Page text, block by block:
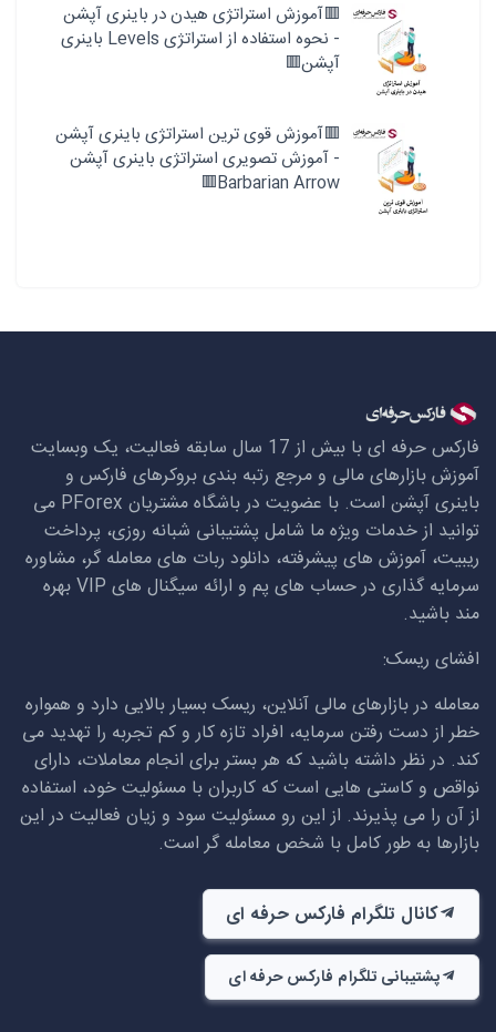
🟥آموزش استراتژی هیدن در باینری آپشن
- نحوه استفاده از استراتژی Levels باینری
آپشن🟥
🟥آموزش قوی ترین استراتژی باینری آپشن
- آموزش تصویری استراتژی باینری آپشن
Barbarian Arrow🟥
فارکس حرفه ای با بیش از 17 سال سابقه فعالیت، یک وبسایت
آموزش بازارهای مالی و مرجع رتبه بندی بروکرهای فارکس و
باینری آپشن است. با عضویت در باشگاه مشتریان PForex می
توانید از خدمات ویژه ما شامل پشتیبانی شبانه روزی، پرداخت
ریبیت، آموزش های پیشرفته، دانلود ربات های معامله گر، مشاوره
سرمایه گذاری در حساب های پم و ارائه سیگنال های VIPبهره
مند باشید.
افشای ریسک:
معامله در بازارهای مالی آنلاین، ریسک بسیار بالایی دارد و همواره
خطر از دست رفتن سرمایه، افراد تازه کار و کم تجربه را تهدید می
کند. در نظر داشته باشید که هر بستر برای انجام معاملات، دارای
نواقص و کاستی هایی است که کاربران با مسئولیت خود، استفاده
از آن را می پذیرند. از این رو مسئولیت سود و زیان فعالیت در این
بازارها به طور کامل با شخص معامله گر است.
کانال تلگرام فارکس حرفه ای
پشتیبانی تلگرام فارکس حرفه ای